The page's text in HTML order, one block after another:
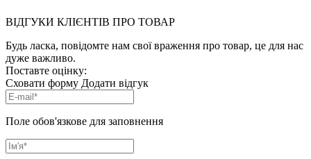
ВІДГУКИ КЛІЄНТІВ ПРО ТОВАР
Будь ласка, повідомте нам свої враження про товар, це для нас
дуже важливо.
Поставте оцінку:
Сховати форму Додати відгук
Поле обов'язкове для заповнення